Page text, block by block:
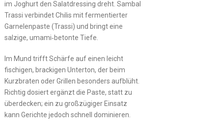
im Joghurt den Salatdressing dreht. Sambal
Trassi verbindet Chilis mit fermentierter
Garnelenpaste (Trassi) und bringt eine
salzige, umami‑betonte Tiefe.
Im Mund trifft Schärfe auf einen leicht
fischigen, brackigen Unterton, der beim
Kurzbraten oder Grillen besonders aufblüht.
Richtig dosiert ergänzt die Paste, statt zu
überdecken; ein zu großzügiger Einsatz
kann Gerichte jedoch schnell dominieren.